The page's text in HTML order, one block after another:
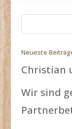
Neueste
Christian
Wir sind